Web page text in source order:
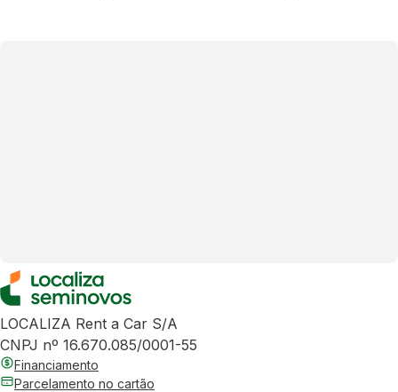
LOCALIZA Rent a Car S/A
CNPJ nº 16.670.085/0001-55
Financiamento
Parcelamento no cartão